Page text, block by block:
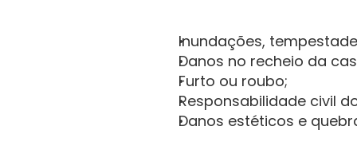
Inundações,
Danos no recheio da
Furto ou roubo;
Responsabilidade civil
Danos estéticos e